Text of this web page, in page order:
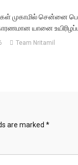
முகாமில் சென்னை
காரணமான யானை
Team Nritamil
are marked *